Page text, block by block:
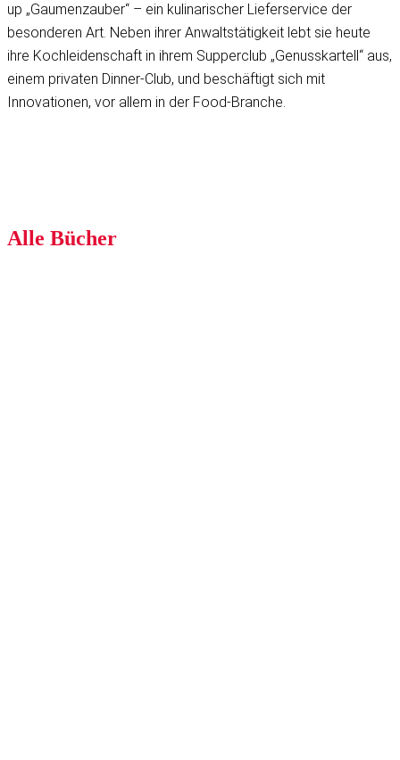
up „Gaumenzauber“ – ein kulinarischer Lieferservice der
besonderen Art. Neben ihrer Anwaltstätigkeit lebt sie heute
ihre Kochleidenschaft in ihrem Supperclub „Genusskartell“ aus,
einem privaten Dinner-Club, und beschäftigt sich mit
Innovationen, vor allem in der Food-Branche.
Alle Bücher